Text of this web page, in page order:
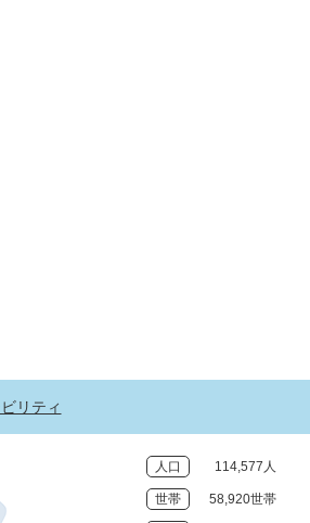
リティ
人口 114,577人
世帯 58,920世帯